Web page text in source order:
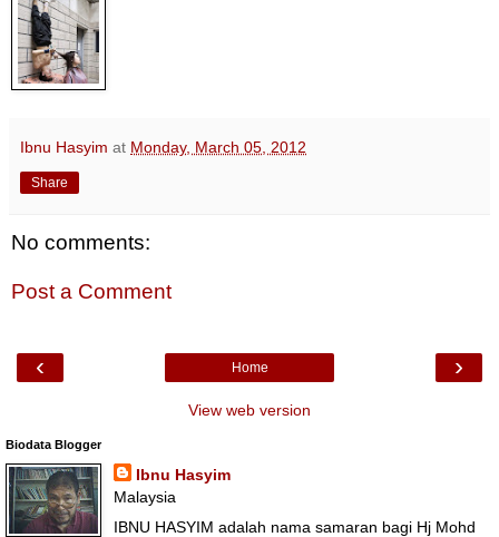
Ibnu Hasyim at Monday, March 05, 2012
Share
No comments:
Post a Comment
‹ ›
Home
View web version
Biodata Blogger
Ibnu Hasyim
Malaysia
IBNU HASYIM adalah nama samaran bagi Hj Mohd